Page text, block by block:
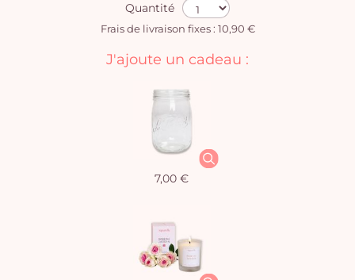
Quantité
Frais de livraison fixes : 10,90 €
J'ajoute un cadeau :
7,00 €